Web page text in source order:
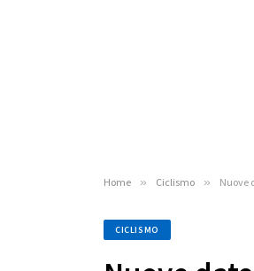
Home » Ciclismo » Nuove
CICLISMO